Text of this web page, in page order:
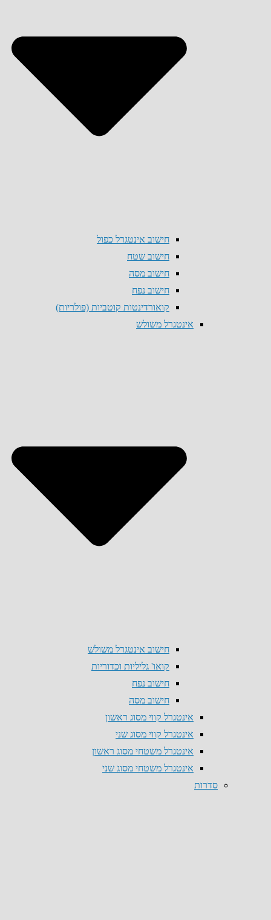
חישוב אינטגרל כפול
חישוב שטח
חישוב מסה
חישוב נפח
קואורדינטות קוטביות (פולריות)
אינטגרל משולש
חישוב אינטגרל משולש
קואו' גליליות וכדוריות
חישוב נפח
חישוב מסה
אינטגרל קווי מסוג ראשון
אינטגרל קווי מסוג שני
אינטגרל משטחי מסוג ראשון
אינטגרל משטחי מסוג שני
סדרות